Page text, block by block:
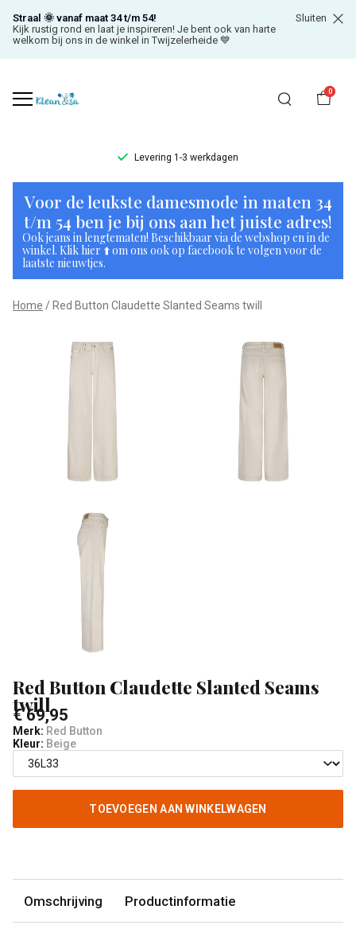
Straal 🌞 vanaf maat 34 t/m 54!
Kijk rustig rond en laat je inspireren! Je bent ook van harte
welkom bij ons in de winkel in Twijzelerheide 💙
Sluiten
0
Levering 1-3 werkdagen
Red
Button
Claudette
Slanted
Seams
Klean
Voor de leukste damesmode in maten 34
t/m 54 ben je bij ons aan het juiste adres!
Ook jeans in lengtematen! Beschikbaar via de webshop en in de
winkel. Klik hier ⬆️ om ons ook op facebook te volgen voor de
laatste nieuwtjes.
Home Red Button Claudette Slanted Seams twill
Red Button Claudette Slanted Seams
twill
€ 69,95
Merk: Red Button
Kleur: Beige
TOEVOEGEN AAN WINKELWAGEN
Omschrijving Productinformatie